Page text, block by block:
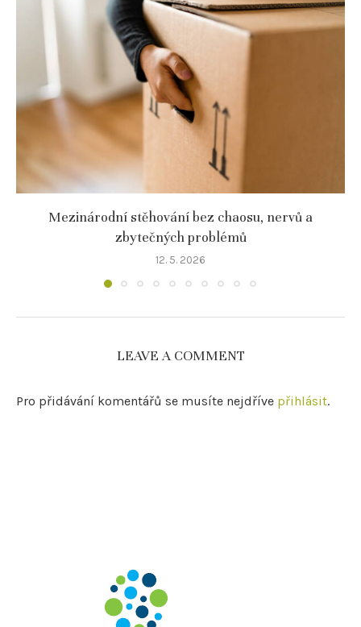
Mezinárodní stěhování bez chaosu, nervů a
zbytečných problémů
12. 5. 2026
LEAVE A COMMENT
Pro přidávání komentářů se musíte nejdříve přihlásit.